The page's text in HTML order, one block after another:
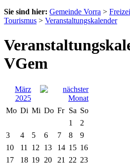
Sie sind hier: Gemeinde Vorra >
Tourismus > Veranstaltungskalender
VGem
März
2025
Mo Di Mi Do Fr Sa So
1
2
3
4 5 6 7 8
9
10
11 12 13 14 15 16
17
18 19 20 21 22 23